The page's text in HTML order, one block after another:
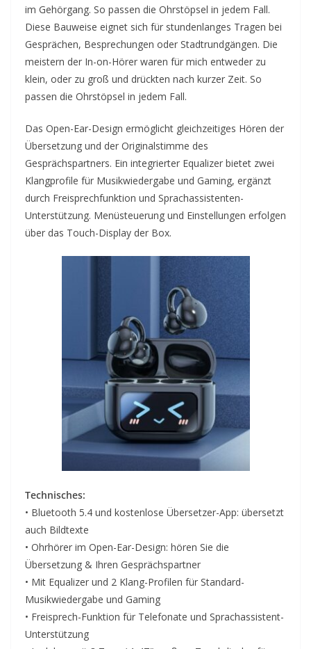
im Gehörgang. So passen die Ohrstöpsel in jedem Fall.
Diese Bauweise eignet sich für stundenlanges Tragen bei
Gesprächen, Besprechungen oder Stadtrundgängen. Die
meistern der In-on-Hörer waren für mich entweder zu
klein, oder zu groß und drückten nach kurzer Zeit. So
passen die Ohrstöpsel in jedem Fall.
Das Open-Ear-Design ermöglicht gleichzeitiges Hören der
Übersetzung und der Originalstimme des
Gesprächspartners. Ein integrierter Equalizer bietet zwei
Klangprofile für Musikwiedergabe und Gaming, ergänzt
durch Freisprechfunktion und Sprachassistenten-
Unterstützung. Menüsteuerung und Einstellungen erfolgen
über das Touch-Display der Box.
Technisches:
• Bluetooth 5.4 und kostenlose Übersetzer-App: übersetzt
auch Bildtexte
• Ohrhörer im Open-Ear-Design: hören Sie die
Übersetzung & Ihren Gesprächspartner
• Mit Equalizer und 2 Klang-Profilen für Standard-
Musikwiedergabe und Gaming
• Freisprech-Funktion für Telefonate und Sprachassistent-
Unterstützung